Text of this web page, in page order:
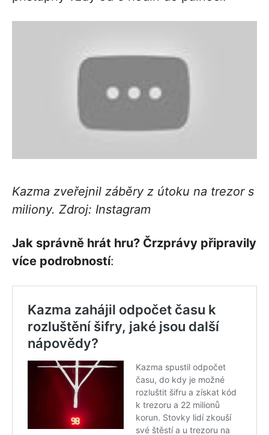
Kazma zveřejnil záběry z útoku na trezor s
miliony. Zdroj: Instagram
Jak správně hrát hru? Črzprávy připravily
více podrobností: